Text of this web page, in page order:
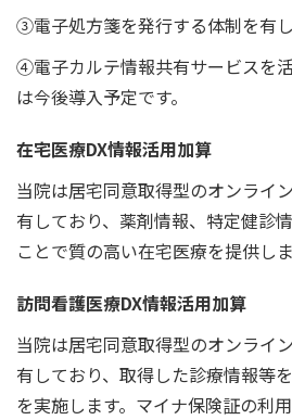
③電子処方箋を発行する体制を有し
④電子カルテ情報共有サービスを
は今後導入予定です。
在宅医療DX情報活用加算
当院は居宅同意取得型のオンライ
有しており、薬剤情報、特定健診
ことで質の高い在宅医療を提供しま
訪問看護医療DX情報活用加算
当院は居宅同意取得型のオンライ
有しており、取得した診療情報等
を実施します。マイナ保険証の利